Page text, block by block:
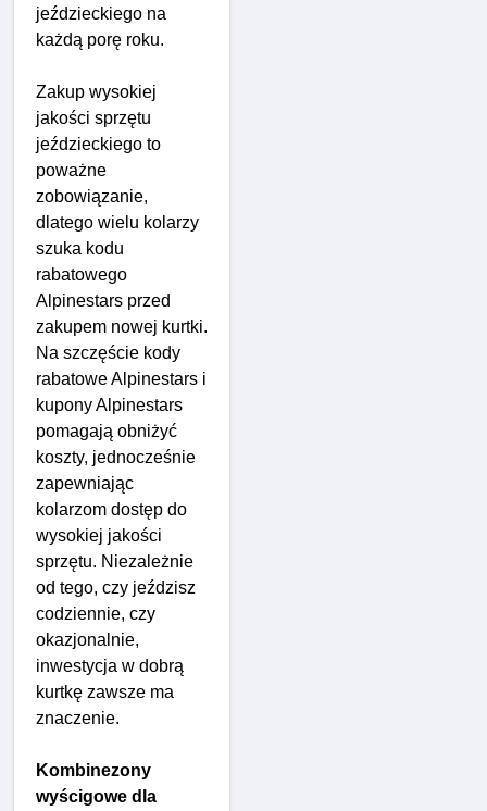
jeździeckiego na
każdą porę roku.
Zakup wysokiej
jakości sprzętu
jeździeckiego to
poważne
zobowiązanie,
dlatego wielu kolarzy
szuka kodu
rabatowego
Alpinestars przed
zakupem nowej kurtki.
Na szczęście kody
rabatowe Alpinestars i
kupony Alpinestars
pomagają obniżyć
koszty, jednocześnie
zapewniając
kolarzom dostęp do
wysokiej jakości
sprzętu. Niezależnie
od tego, czy jeździsz
codziennie, czy
okazjonalnie,
inwestycja w dobrą
kurtkę zawsze ma
znaczenie.
Kombinezony
wyścigowe dla